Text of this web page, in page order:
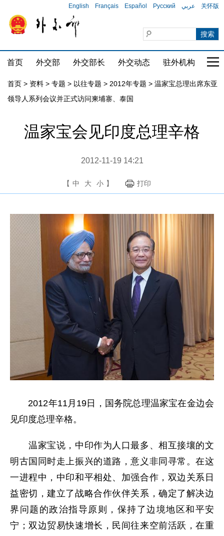
English Français Español Русский عربي 关怀版
首页 外交部 外交部长 外交动态 驻外机构 国
首页 > 资料 > 专题 > 以往专题 > 2012年专题 > 温家宝总理出席东亚
领导人系列会议并正式访问柬埔寨、泰国
温家宝会见印度总理辛格
2012-11-19 14:21
【 中 大 小 】 打印
2012年11月19日，国务院总理温家宝在金边会
见印度总理辛格。
温家宝说，中印作为人口最多、相互接壤的文
明古国同时走上振兴的道路，意义非同寻常。在这
一进程中，中印和平相处、加强合作，双边关系日
益密切，建立了战略合作伙伴关系，确定了解决边
界问题的政治指导原则，保持了边境地区和平安
宁；双边贸易快速增长，民间往来空前活跃，在重